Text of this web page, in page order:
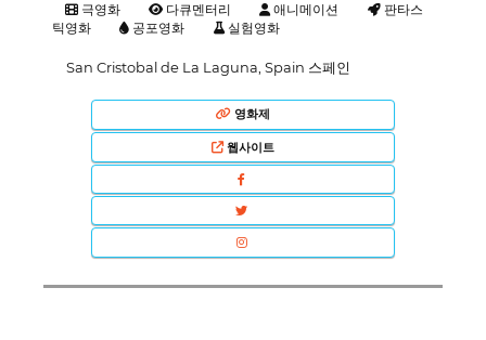
극영화 다큐멘터리 애니메이션
판타스
틱영화
공포영화 실험영화
San Cristobal de La Laguna, Spain 스페인
영화제
웹사이트